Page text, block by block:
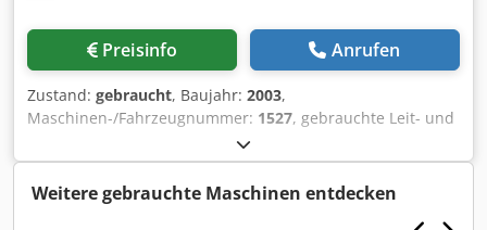
Preisinfo Anrufen
Zustand: gebraucht, Baujahr: 2003,
Maschinen-/Fahrzeugnummer: 1527, gebrauchte Leit- und
Zugspindeldrehmaschine COLCHESTER Triumph VS 2500
Spitzenhöhe 195mm Spitzenweite: 650mm
Spindelbohrung: 54mm Stufenlos regelbare
Geschwindigkeit von 14-2500 U/min Reitstockpinole MK5,
Weitere gebrauchte Maschinen entdecken